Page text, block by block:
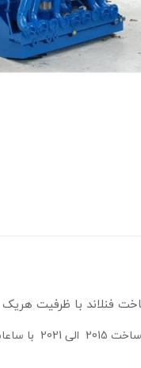
فنلاند با ظرفیت هریک
زیر می باشند :